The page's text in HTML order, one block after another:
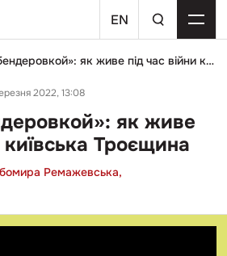
EN
«Я стала бендеровкой»: як живе під час війни київська Троєщина
2022, 13:08
як живе
київська Троєщина
Ремажевська,